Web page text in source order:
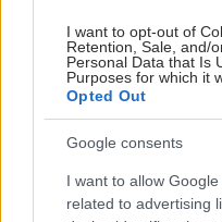
I want to opt-out of
Retention, Sale, and/
Personal Data that Is
Purposes for which it
Opted Out
Google consents
I want to allow
related to advertising
Ειδήσεις υγείας
Διευθέτηση των
Στρατιωτικών Ιατρών
Διαταραχή